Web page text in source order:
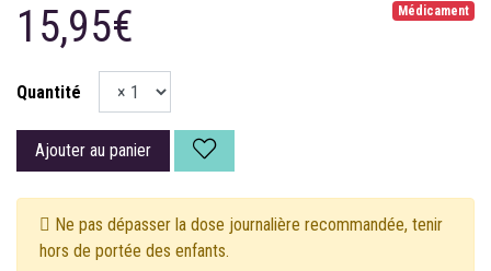
Médicament
15,95€
Quantité
Ajouter au panier
Ne pas dépasser la dose journalière recommandée, tenir
hors de portée des enfants.